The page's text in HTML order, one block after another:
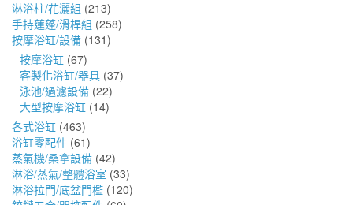
淋浴柱/花灑組 (213)
手持蓮蓬/滑桿組 (258)
按摩浴缸/設備 (131)
按摩浴缸 (67)
客製化浴缸/器具 (37)
泳池/過濾設備 (22)
大型按摩浴缸 (14)
各式浴缸 (463)
浴缸零配件 (61)
蒸氣機/桑拿設備 (42)
淋浴/蒸氣/整體浴室 (33)
淋浴拉門/底盆門檻 (120)